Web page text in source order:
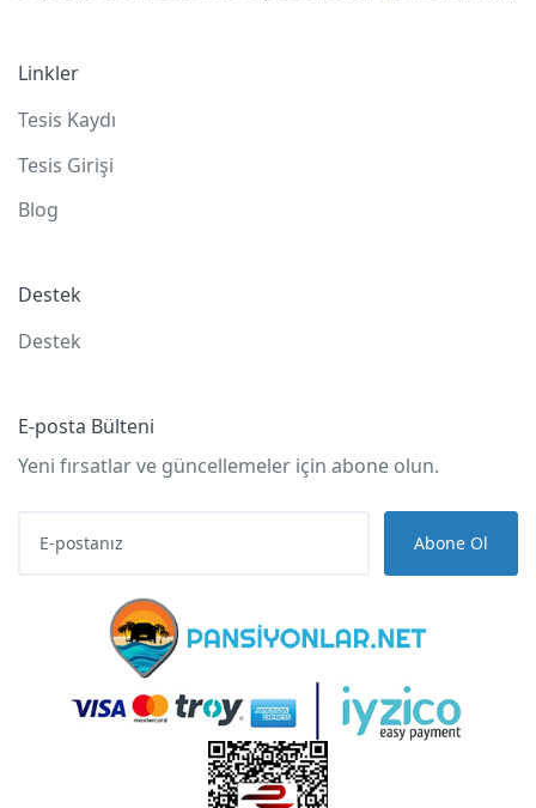
Linkler
Tesis Kaydı
Tesis Girişi
Blog
Destek
Destek
E-posta Bülteni
Yeni fırsatlar ve güncellemeler için abone olun.
Abone Ol